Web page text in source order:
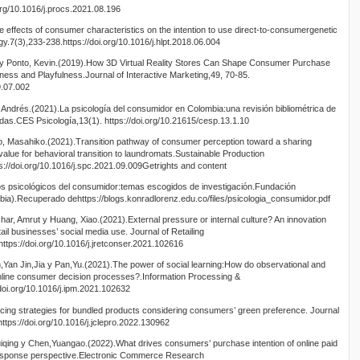
10.1016/j.procs.2021.08.196
effects of consumer characteristics on the intention to use direct-to-consumergenetic
238.https://doi.org/10.1016/j.hlpt.2018.06.004
Ponto, Kevin.(2019).How 3D Virtual Reality Stores Can Shape Consumer Purchase
and Playfulness.Journal of Interactive Marketing,49, 70-85.
psicología del consumidor en Colombia:una revisión bibliométrica de
Psicología,13(1). https://doi.org/10.21615/cesp.13.1.10
Masahiko.(2021).Transition pathway of consumer perception toward a sharing
for behavioral transition to laundromats.Sustainable Production
doi.org/10.1016/j.spc.2021.09.009Getrights and content
psicológicos del consumidor:temas escogidos de investigación.Fundación
dehttps://blogs.konradlorenz.edu.co/files/psicologia_consumidor.pdf
Amrut y Huang, Xiao.(2021).External pressure or internal culture? An innovation
businesses’ social media use. Journal of Retailing
doi.org/10.1016/j.jretconser.2021.102616
Jin,Jia y Pan,Yu.(2021).The power of social learning:How do observational and
consumer decision processes?.Information Processing &
10.1016/j.ipm.2021.102632
strategies for bundled products considering consumers’ green preference. Journal
doi.org/10.1016/j.jclepro.2022.130962
y Chen,Yuangao.(2022).What drives consumers’ purchase intention of online paid
perspective.Electronic Commerce Research